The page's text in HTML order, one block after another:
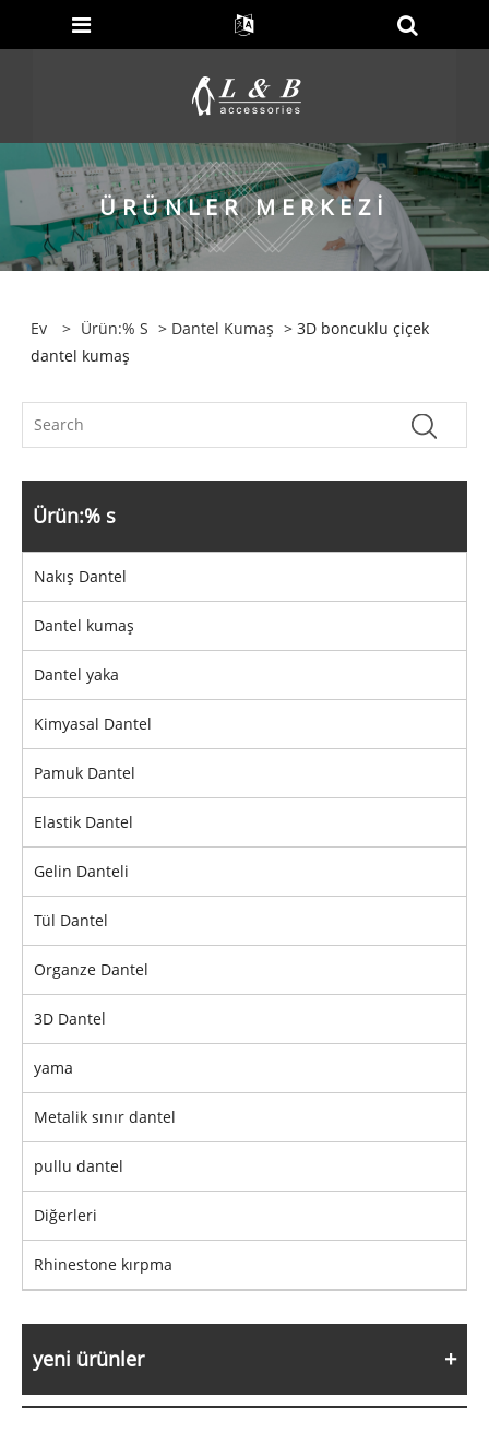
ÜRÜNLER MERKEZI
Ev > Ürün:% S > Dantel Kumaş > 3D boncuklu çiçek
dantel kumaş
Ürün:% s
Nakış Dantel
Dantel kumaş
Dantel yaka
Kimyasal Dantel
Pamuk Dantel
Elastik Dantel
Gelin Danteli
Tül Dantel
Organze Dantel
3D Dantel
yama
Metalik sınır dantel
pullu dantel
Diğerleri
Rhinestone kırpma
yeni ürünler